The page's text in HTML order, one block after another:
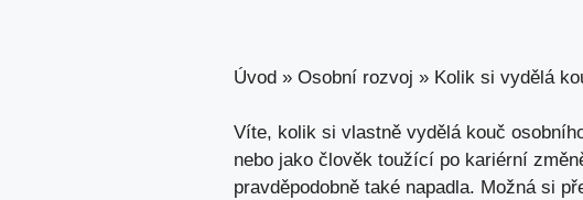
Úvod » Osobní rozvoj » Kolik si vydělá
Víte, kolik si vlastně vydělá kouč
nebo jako člověk toužící‍ po kariérní
pravděpodobně také napadla. Možná si